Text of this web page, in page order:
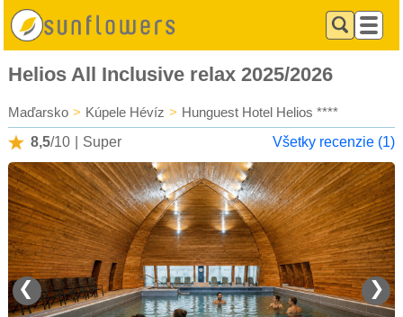
Helios All Inclusive relax 2025/2026
Maďarsko > Kúpele Hévíz > Hunguest Hotel Helios ****
8,5/10 Super Všetky recenzie (1)
❮ ❯